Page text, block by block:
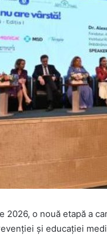
2026, o nouă etapă a
și educației